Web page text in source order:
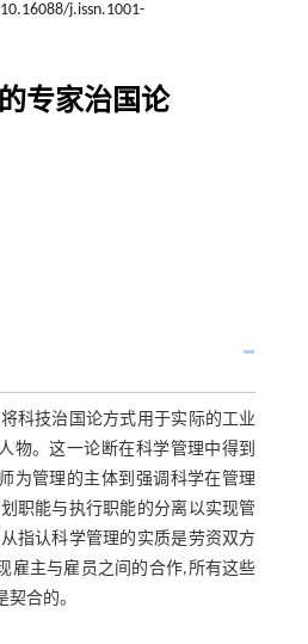
10.16088/j.issn.1001-
专家治国论
科技治国论方式用于实际的工业
物。这一论断在科学管理中得到
为管理的主体到强调科学在管理
职能与执行职能的分离以实现管
指认科学管理的实质是劳资双方
雇主与雇员之间的合作,所有这些
合的。